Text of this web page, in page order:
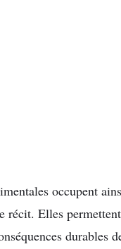
occupent
récit. Elles
durables